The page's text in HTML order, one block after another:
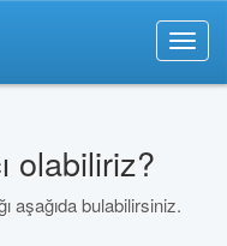
olabiliriz?
aşağıda bulabilirsiniz.